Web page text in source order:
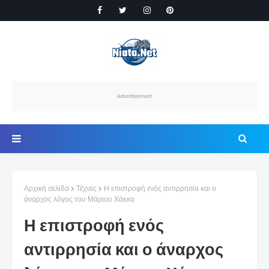
Αρχική σελίδα Τέχνες
Η επιστροφή ενός αντιρρησία και ο
άναρχος λόγος του Μάριου Χάκκα
Η επιστροφή ενός
αντιρρησία και ο άναρχος